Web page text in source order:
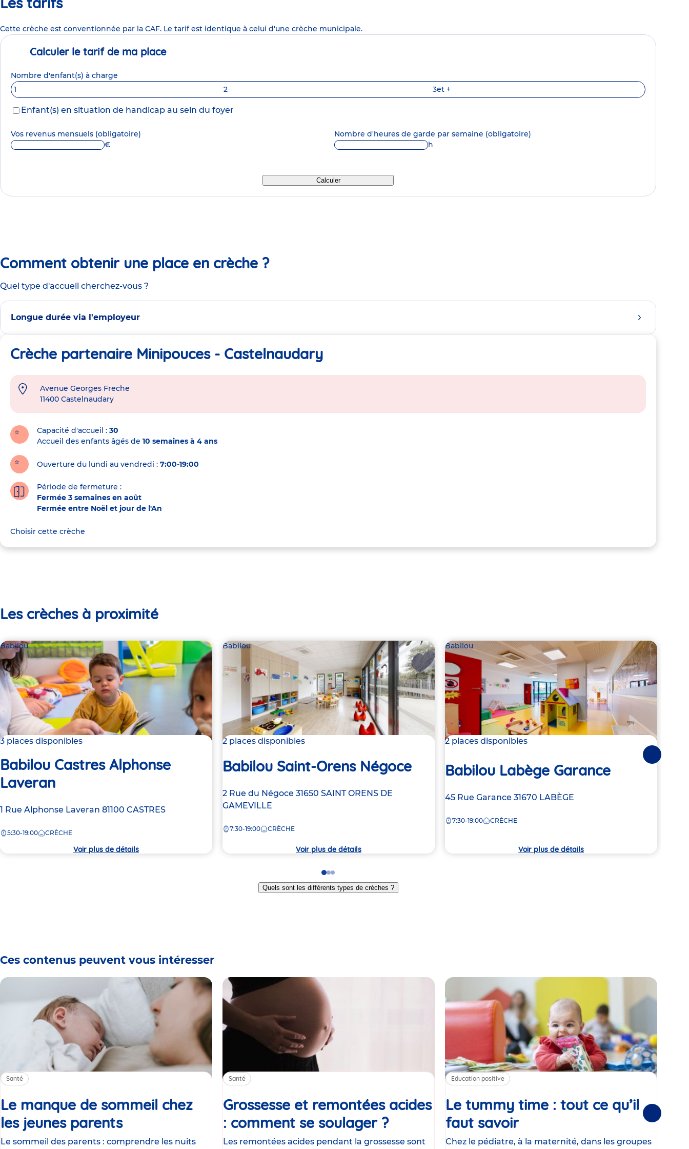
Cette crèche est conventionnée par la CAF. Le tarif est identique à celui d'une crèche municipale.
Calculer le tarif de ma place
Nombre d'enfant(s) à charge
1
2 3et +
Enfant(s) en situation de handicap au sein du foyer
Vos revenus mensuels (obligatoire)
€
Nombre d'heures de garde par semaine (obligatoire)
h
Calculer
Comment obtenir une place en crèche ?
Quel type d'accueil cherchez-vous ?
Longue durée via l'employeur
Crèche partenaire Minipouces - Castelnaudary
Adresse
crèche
Avenue Georges Freche
11400 Castelnaudary
Capacité d'accueil
30
Accueil des enfants âgés de 10 semaines à 4 ans
Ouverture du lundi au vendredi : 7:00-19:00
Période de fermeture :
Fermée 3 semaines en août
Fermée entre Noël et jour de l'An
Choisir cette crèche
Les crèches à proximité
Babilou
3 places disponibles
Babilou Castres Alphonse
Laveran
Adresse
la
1 Rue Alphonse Laveran 81100 CASTRES
5:30-19:00 CRÈCHE
Voir plus de détails
Babilou
2 places disponibles
Babilou Saint-Orens Négoce
Adresse
de
crèche
2 Rue du Négoce 31650 SAINT ORENS DE
GAMEVILLE
7:30-19:00 CRÈCHE
Voir plus de détails
Babilou
2 places disponibles
Babilou Labège Garance
Adresse
la
45 Rue Garance 31670 LABÈGE
7:30-19:00 CRÈCHE
Voir plus de détails
Suivantes
Go
to
slide
Go
to
slide
Go
to
slide
Quels sont les différents types de crèches ?
Ces contenus peuvent vous intéresser
Santé
Le manque de sommeil chez
les jeunes parentsArticle
Le sommeil des parents : comprendre les nuits
Santé
Grossesse et remontées acides
: comment se soulager ?Article
Les remontées acides pendant la grossesse sont
Education positive
Le tummy time : tout ce qu’il
faut savoirArticle
Chez le pédiatre, à la maternité, dans les groupes
Suivantes